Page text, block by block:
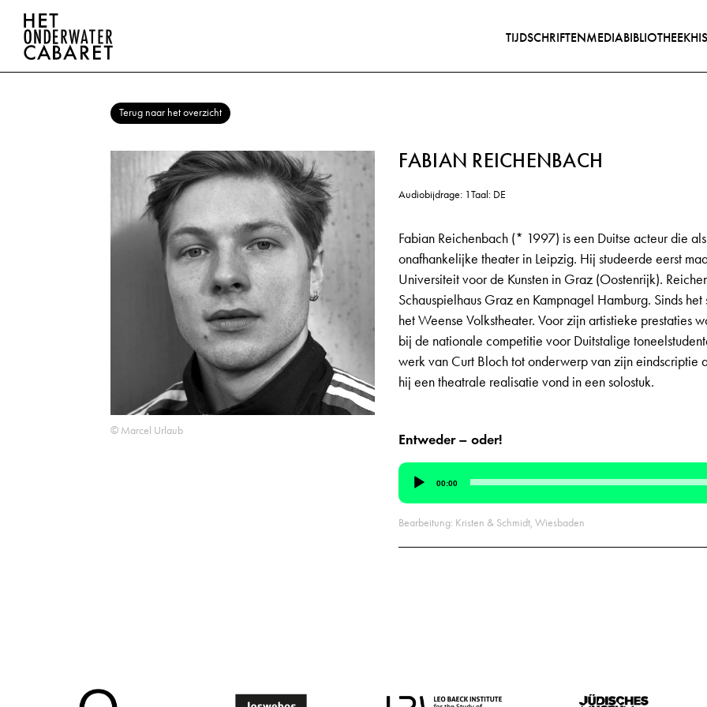
TIJDSCHRIFTENMEDIABIBLIOTHEEK
Terug naar het overzicht
© Marcel Urlaub
FABIAN REICHENBACH
Audiobijdrage: 1Taal: DE
Fabian Reichenbach (* 1997) is een Duitse acteur die
onafhankelijke theater in Leipzig. Hij studeerde eerst
Universiteit voor de Kunsten in Graz (Oostenrijk).
Schauspielhaus Graz en Kampnagel Hamburg. Sinds
het Weense Volkstheater. Voor zijn artistieke prestaties
bij de nationale competitie voor Duitstalige
werk van Curt Bloch tot onderwerp van zijn eindscriptie
hij een theatrale realisatie vond in een solostuk.
Entweder – oder!
Audiospeler
00:00
Bearbeitung: Kristen & Schmidt, Wiesbaden